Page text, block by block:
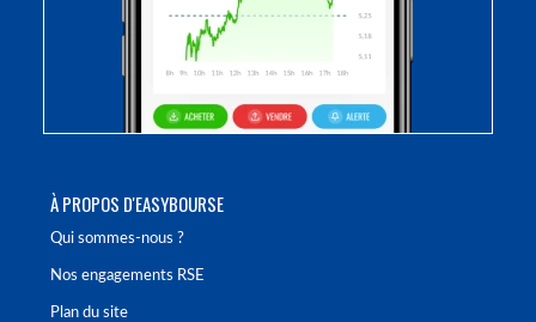
À PROPOS D'EASYBOURSE
Qui sommes-nous ?
Nos engagements RSE
Plan du site